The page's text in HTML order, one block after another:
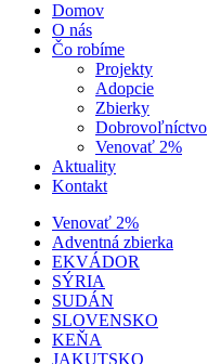
Domov
O nás
Čo robíme
Projekty
Adopcie
Zbierky
Dobrovoľníctvo
Venovať 2%
Aktuality
Kontakt
Venovať 2%
Adventná zbierka
EKVÁDOR
SÝRIA
SUDÁN
SLOVENSKO
KEŇA
JAKUTSKO